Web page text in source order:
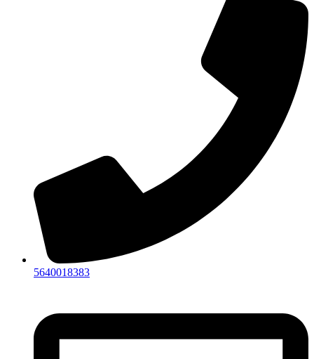
5640018383